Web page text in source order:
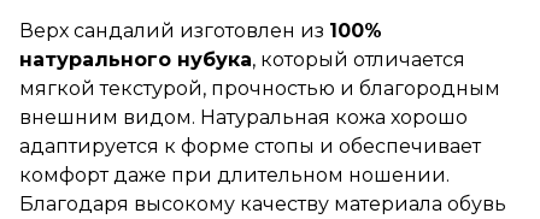
Верх сандалий изготовлен из 100%
натурального нубука, который отличается
мягкой текстурой, прочностью и благородным
внешним видом. Натуральная кожа хорошо
адаптируется к форме стопы и обеспечивает
комфорт даже при длительном ношении.
Благодаря высокому качеству материала обувь